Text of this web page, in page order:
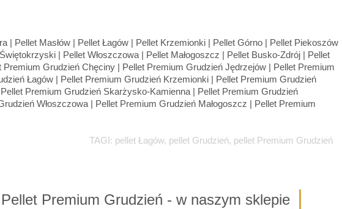
TAGI: pellet Łagów, pellet Grudzień, pellet Premium Grudzień
Pellet Premium Grudzień - w naszym sklepie